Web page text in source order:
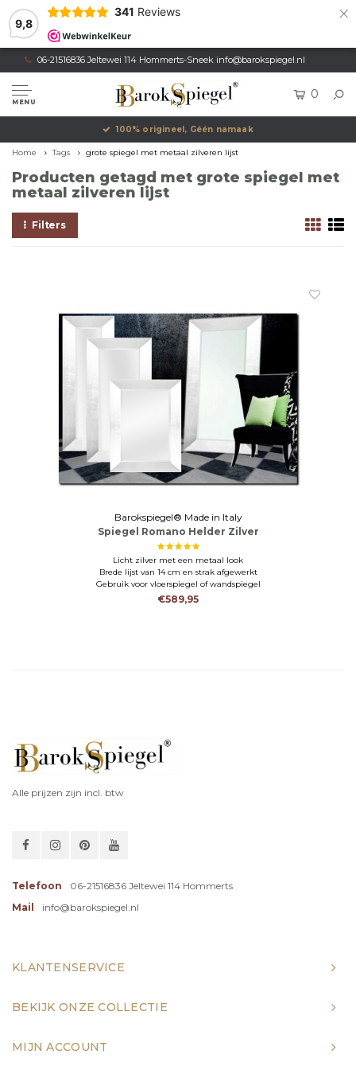
9,8
341 Reviews ×
06-21516836 Jeltewei 114 Hommerts-Sneek info@barokspiegel.nl
MENU
0
100% origineel, Géén namaak
Home Tags grote spiegel met metaal zilveren lijst
Producten getagd met grote spiegel met
metaal zilveren lijst
Filters
Barokspiegel® Made in Italy
Spiegel Romano Helder Zilver
Licht zilver met een metaal look
Brede lijst van 14 cm en strak afgewerkt
Gebruik voor vloerspiegel of wandspiegel
€589,95
Alle prijzen zijn incl. btw
Telefoon
06-21516836 Jeltewei 114 Hommerts
Mail
info@barokspiegel.nl
KLANTENSERVICE
BEKIJK ONZE COLLECTIE
MIJN ACCOUNT